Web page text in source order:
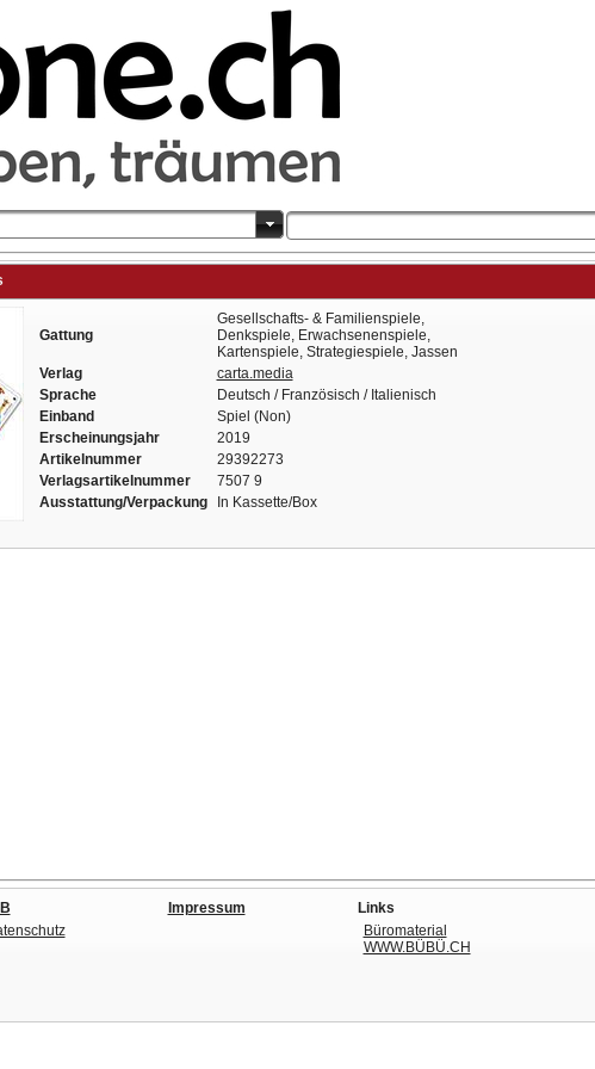
Gattung
Gesellschafts- & Familienspiele,
Denkspiele, Erwachsenenspiele,
Kartenspiele, Strategiespiele, Jassen
Verlag
carta.media
Sprache
Deutsch / Französisch / Italienisch
Einband
Spiel (Non)
Erscheinungsjahr
2019
Artikelnummer
29392273
Verlagsartikelnummer
7507 9
Ausstattung/Verpackung
In Kassette/Box
Impressum
Links
Büromaterial
WWW.BÜBÜ.CH